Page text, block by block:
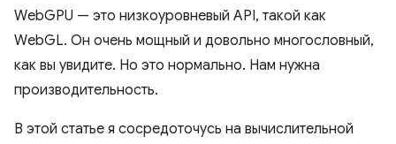
WebGPU — это низкоуровневый API, такой как
WebGL. Он очень мощный и довольно многословный,
как вы увидите. Но это нормально. Нам нужна
производительность.
В этой статье я сосредоточусь на вычислительной